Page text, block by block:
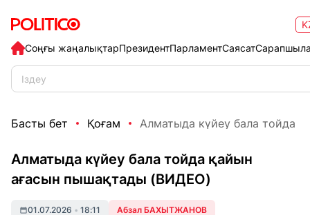
Соңғы жаңалықтарПрезидентПарламентСаясат
Басты бет Қоғам Алматыда күйеу бала тойда
Алматыда күйеу бала тойда қайын
ағасын пышақтады (ВИДЕО)
01.07.2026 • 18:11 Абзал БАХЫТЖАНОВ